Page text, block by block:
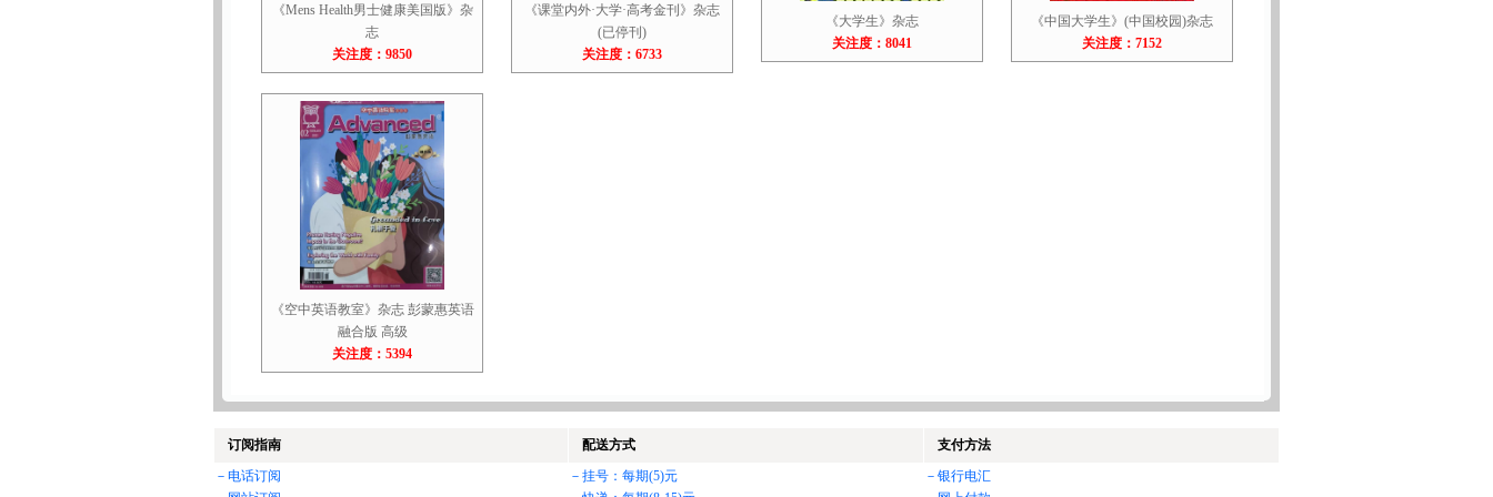
《Mens Health男士健康美国版》杂
志
关注度：9850
《课堂内外·大学·高考金刊》杂志
(已停刊)
关注度：6733
《大学生》杂志
关注度：8041
《中国大学生》(中国校园)杂志
关注度：7152
《空中英语教室》杂志 彭蒙惠英语
融合版 高级
关注度：5394